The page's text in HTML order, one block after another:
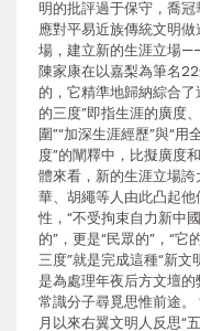
明的批評過于保守，喬
應對平易近族傳統文明
場，建立新的生涯立場
陳家康在以嘉梨為筆名
的，它精準地歸納綜合
的三度”即指生涯的廣度
圍”“加深生涯經歷”與“
度”的闡釋中，比擬廣度
體來看，新的生涯立場
華、胡繩等人由此凸起
性，“不受拘束自力新中
的”，更是“民眾的”，“
三度”就是完成這種“新
是為處理年夜后方文壇
常識分子尋覓思惟前途
月以來右翼文明人反思“